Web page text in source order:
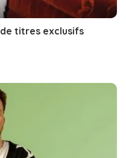
titres exclusifs